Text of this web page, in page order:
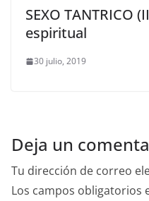
SEXO TANTRICO
espiritual
30 julio, 2019
Deja un
Tu dirección de correo
Los campos obligatorios